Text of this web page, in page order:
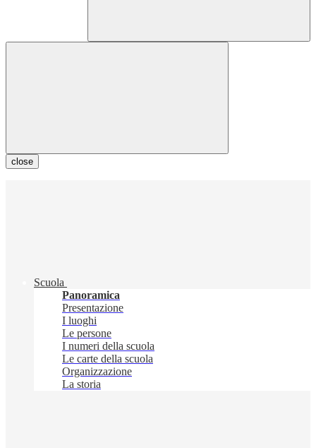
close
Scuola
Panoramica
Presentazione
I luoghi
Le persone
I numeri della scuola
Le carte della scuola
Organizzazione
La storia